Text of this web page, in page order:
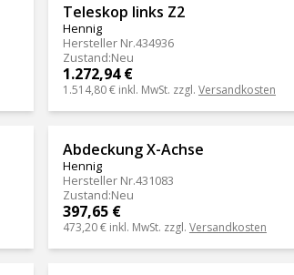
Teleskop links Z2
Hennig
Hersteller Nr.434936
Zustand:Neu
1.272,94 €
1.514,80 € inkl. MwSt. zzgl. Versandkosten
Abdeckung X-Achse
Hennig
Hersteller Nr.431083
Zustand:Neu
397,65 €
473,20 € inkl. MwSt. zzgl. Versandkosten